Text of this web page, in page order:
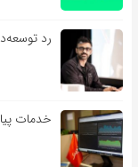
رد
خدمات